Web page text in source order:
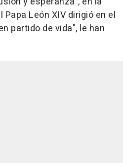
León XIV dirigió en el
partido de vida", le han